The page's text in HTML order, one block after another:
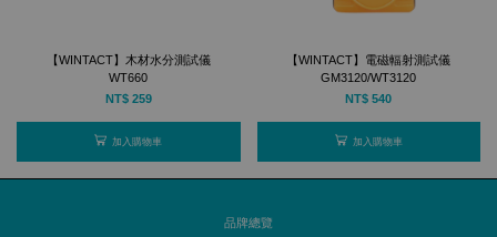
【WINTACT】木材水分測試儀
WT660
NT$ 259
加入購物車
【WINTACT】電磁輻射測試儀
GM3120/WT3120
NT$ 540
加入購物車
品牌總覽